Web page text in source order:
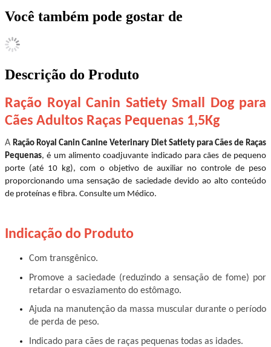
Você também pode gostar de
Descrição do Produto
Ração Royal Canin Satiety Small Dog para
Cães Adultos Raças Pequenas 1,5Kg
ARação Royal Canin Canine Veterinary Diet Satiety para Cães de Raças
Pequenas, é um alimento coadjuvante indicado para cães de pequeno
porte (até 10 kg), com o objetivo de auxiliar no controle de peso
proporcionando uma sensação de saciedade devido ao alto conteúdo
de proteínas e fibra. Consulte um Médico.
Indicação do Produto
Com transgênico.
Promove a saciedade (reduzindo a sensação de fome) por
retardar o esvaziamento do estômago.
Ajuda na manutenção da massa muscular durante o período
de perda de peso.
Indicado para cães de raças pequenas todas as idades.